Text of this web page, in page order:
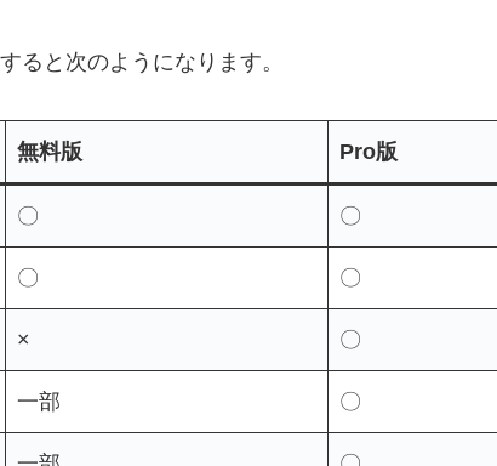
ると次のようになります。
無料版 Pro版
〇 〇
〇 〇
× 〇
一部 〇